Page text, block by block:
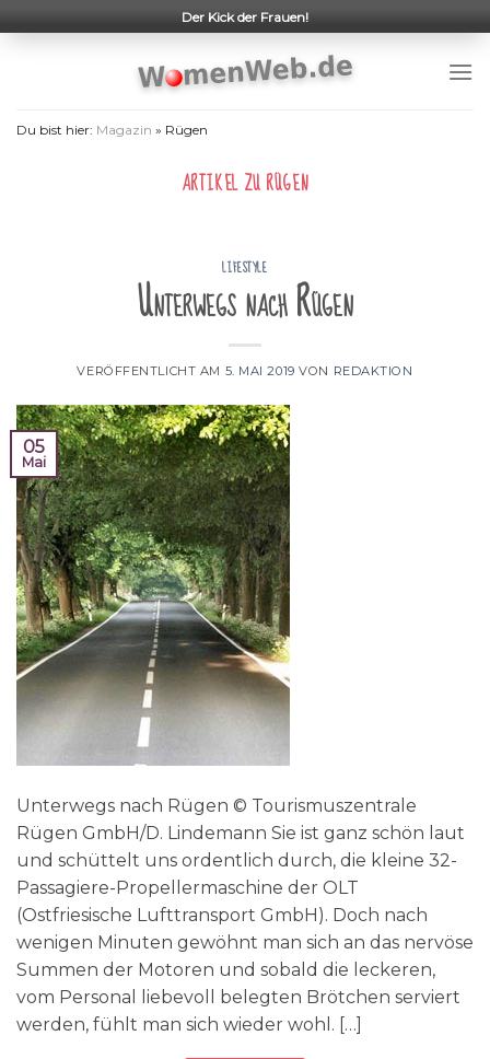
to
Der Kick der Frauen!
Du bist hier: Magazin » Rügen
ARTIKEL ZURÜGEN
LIFESTYLE
Unterwegs nach Rügen
VERÖFFENTLICHT AM 5. MAI 2019 VON REDAKTION
05
Mai
Unterwegs nach Rügen © Tourismuszentrale
Rügen GmbH/D. Lindemann Sie ist ganz schön laut
und schüttelt uns ordentlich durch, die kleine 32-
Passagiere-Propellermaschine der OLT
(Ostfriesische Lufttransport GmbH). Doch nach
wenigen Minuten gewöhnt man sich an das nervöse
Summen der Motoren und sobald die leckeren,
vom Personal liebevoll belegten Brötchen serviert
werden, fühlt man sich wieder wohl. […]